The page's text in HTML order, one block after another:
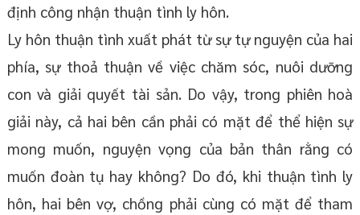
định công nhận thuận tình ly hôn.
Ly hôn thuận tình xuất phát từ sự tự nguyện của hai
phía, sự thoả thuận về việc chăm sóc, nuôi dưỡng
con và giải quyết tài sản. Do vậy, trong phiên hoà
giải này, cả hai bên cần phải có mặt để thể hiện sự
mong muốn, nguyện vọng của bản thân rằng có
muốn đoàn tụ hay không? Do đó, khi thuận tình ly
hôn, hai bên vợ, chồng phải cùng có mặt để tham